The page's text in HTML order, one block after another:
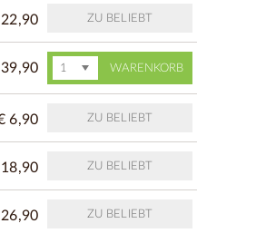
ZU BELIEBT
WARENKORB
6,90 ZU BELIEBT
ZU BELIEBT
ZU BELIEBT